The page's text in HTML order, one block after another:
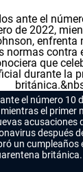
el número 10
el primer
acusaciones
después
un cumpleaños
británica.